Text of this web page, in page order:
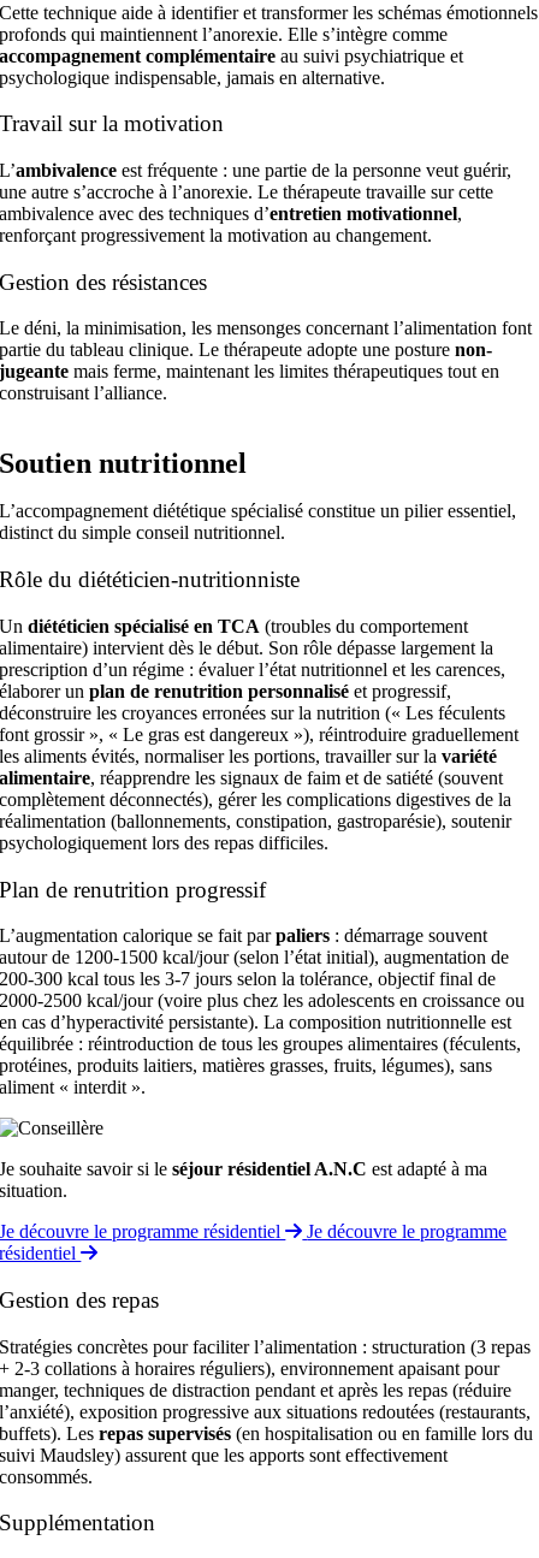
Cette technique aide à identifier et transformer les schémas émotionnels
profonds qui maintiennent l’anorexie. Elle s’intègre comme
accompagnement complémentaire au suivi psychiatrique et
psychologique indispensable, jamais en alternative.
Travail sur la motivation
L’ambivalence est fréquente : une partie de la personne veut guérir,
une autre s’accroche à l’anorexie. Le thérapeute travaille sur cette
ambivalence avec des techniques d’entretien motivationnel,
renforçant progressivement la motivation au changement.
Gestion des résistances
Le déni, la minimisation, les mensonges concernant l’alimentation font
partie du tableau clinique. Le thérapeute adopte une posturenon-
jugeante mais ferme, maintenant les limites thérapeutiques tout en
construisant l’alliance.
Soutien nutritionnel
L’accompagnement diététique spécialisé constitue un pilier essentiel,
distinct du simple conseil nutritionnel.
Rôle du diététicien-nutritionniste
Undiététicien spécialisé en TCA (troubles du comportement
alimentaire) intervient dès le début. Son rôle dépasse largement la
prescription d’un régime : évaluer l’état nutritionnel et les carences,
élaborer unplan de renutrition personnalisé et progressif,
déconstruire les croyances erronées sur la nutrition (« Les féculents
font grossir », « Le gras est dangereux »), réintroduire graduellement
les aliments évités, normaliser les portions, travailler sur lavariété
alimentaire, réapprendre les signaux de faim et de satiété (souvent
complètement déconnectés), gérer les complications digestives de la
réalimentation (ballonnements, constipation, gastroparésie), soutenir
psychologiquement lors des repas difficiles.
Plan de renutrition progressif
L’augmentation calorique se fait parpaliers : démarrage souvent
autour de 1200-1500 kcal/jour (selon l’état initial), augmentation de
200-300 kcal tous les 3-7 jours selon la tolérance, objectif final de
2000-2500 kcal/jour (voire plus chez les adolescents en croissance ou
en cas d’hyperactivité persistante). La composition nutritionnelle est
équilibrée : réintroduction de tous les groupes alimentaires (féculents,
protéines, produits laitiers, matières grasses, fruits, légumes), sans
aliment « interdit ».
Je souhaite savoir si leséjour résidentiel A.N.C est adapté à ma
situation.
Je découvre le programme résidentiel
Je découvre le programme
résidentiel
Gestion des repas
Stratégies concrètes pour faciliter l’alimentation : structuration (3 repas
+ 2-3 collations à horaires réguliers), environnement apaisant pour
manger, techniques de distraction pendant et après les repas (réduire
l’anxiété), exposition progressive aux situations redoutées (restaurants,
buffets). Lesrepas supervisés (en hospitalisation ou en famille lors du
suivi Maudsley) assurent que les apports sont effectivement
consommés.
Supplémentation